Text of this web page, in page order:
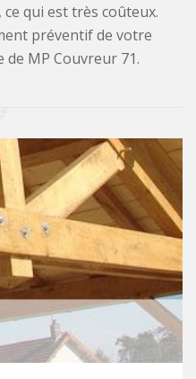
qui est très coûteux.
préventif de votre
de MP Couvreur 71.